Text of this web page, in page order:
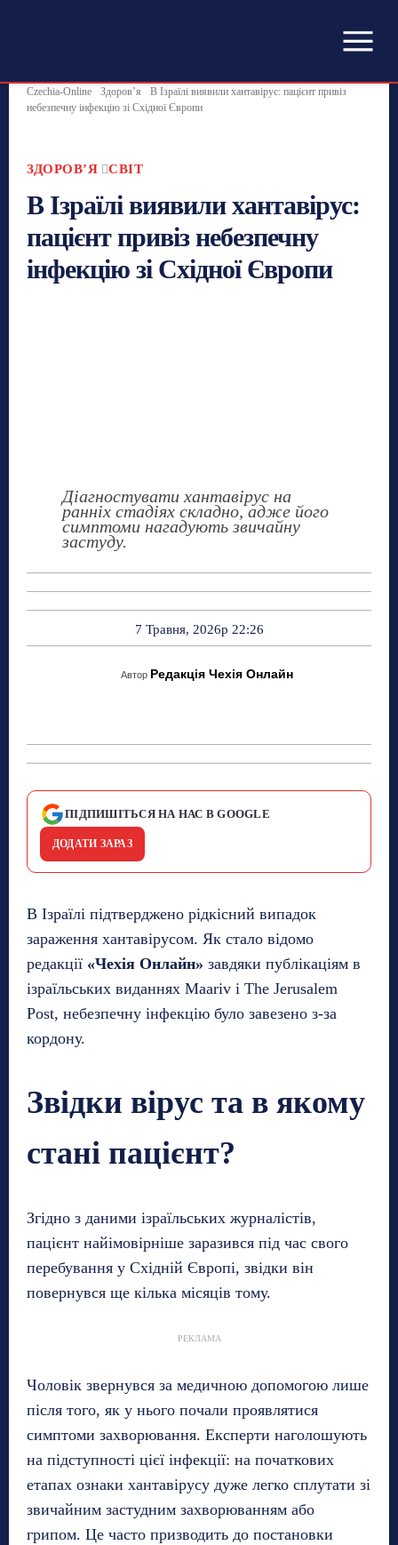
Czechia-Online Здоровʼя
В Ізраїлі виявили хантавірус: пацієнт привіз
небезпечну інфекцію зі Східної Європи
ЗДОРОВʼЯ СВІТ
В Ізраїлі виявили хантавірус:
пацієнт привіз небезпечну
інфекцію зі Східної Європи
Діагностувати хантавірус на
ранніх стадіях складно, адже його
симптоми нагадують звичайну
застуду.
7 Травня, 2026р 22:26
Автор Редакція Чехія Онлайн
ПІДПИШІТЬСЯ НА НАС В GOOGLE
ДОДАТИ ЗАРАЗ
В Ізраїлі підтверджено рідкісний випадок
зараження хантавірусом. Як стало відомо
редакції «Чехія Онлайн» завдяки публікаціям в
ізраїльських виданнях Maariv і The Jerusalem
Post, небезпечну інфекцію було завезено з-за
кордону.
Звідки вірус та в якому
стані пацієнт?
Згідно з даними ізраїльських журналістів,
пацієнт найімовірніше заразився під час свого
перебування у Східній Європі, звідки він
повернувся ще кілька місяців тому.
РЕКЛАМА
Чоловік звернувся за медичною допомогою лише
після того, як у нього почали проявлятися
симптоми захворювання. Експерти наголошують
на підступності цієї інфекції: на початкових
етапах ознаки хантавірусу дуже легко сплутати зі
звичайним застудним захворюванням або
грипом. Це часто призводить до постановки